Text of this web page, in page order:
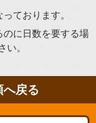
ております。
に日数を要する場
い。
へ戻る